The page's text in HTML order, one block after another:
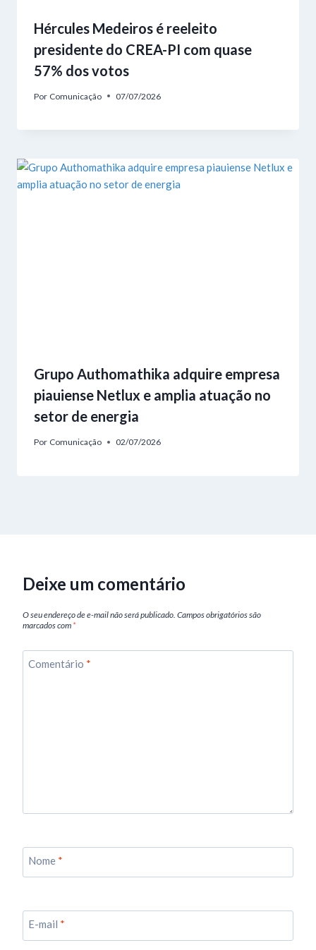
Hércules Medeiros é reeleito
presidente do CREA-PI com quase
57% dos votos
Por Comunicação 07/07/2026
Grupo Authomathika adquire empresa
piauiense Netlux e amplia atuação no
setor de energia
Por Comunicação 02/07/2026
Deixe um comentário
O seu endereço de e-mail não será publicado. Campos obrigatórios são
marcados com *
Comentário *
Nome *
E-mail *